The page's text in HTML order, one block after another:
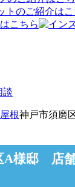
談
根神戸市須磨
A様邸 店